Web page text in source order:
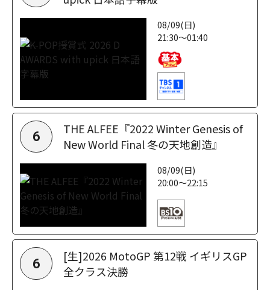
08/09(日)
21:30～01:40
6
THE ALFEE『2022 Winter Genesis of
New World Final 冬の天地創造』
08/09(日)
20:00～22:15
6
[生]2026 MotoGP 第12戦 イギリスGP
全クラス決勝